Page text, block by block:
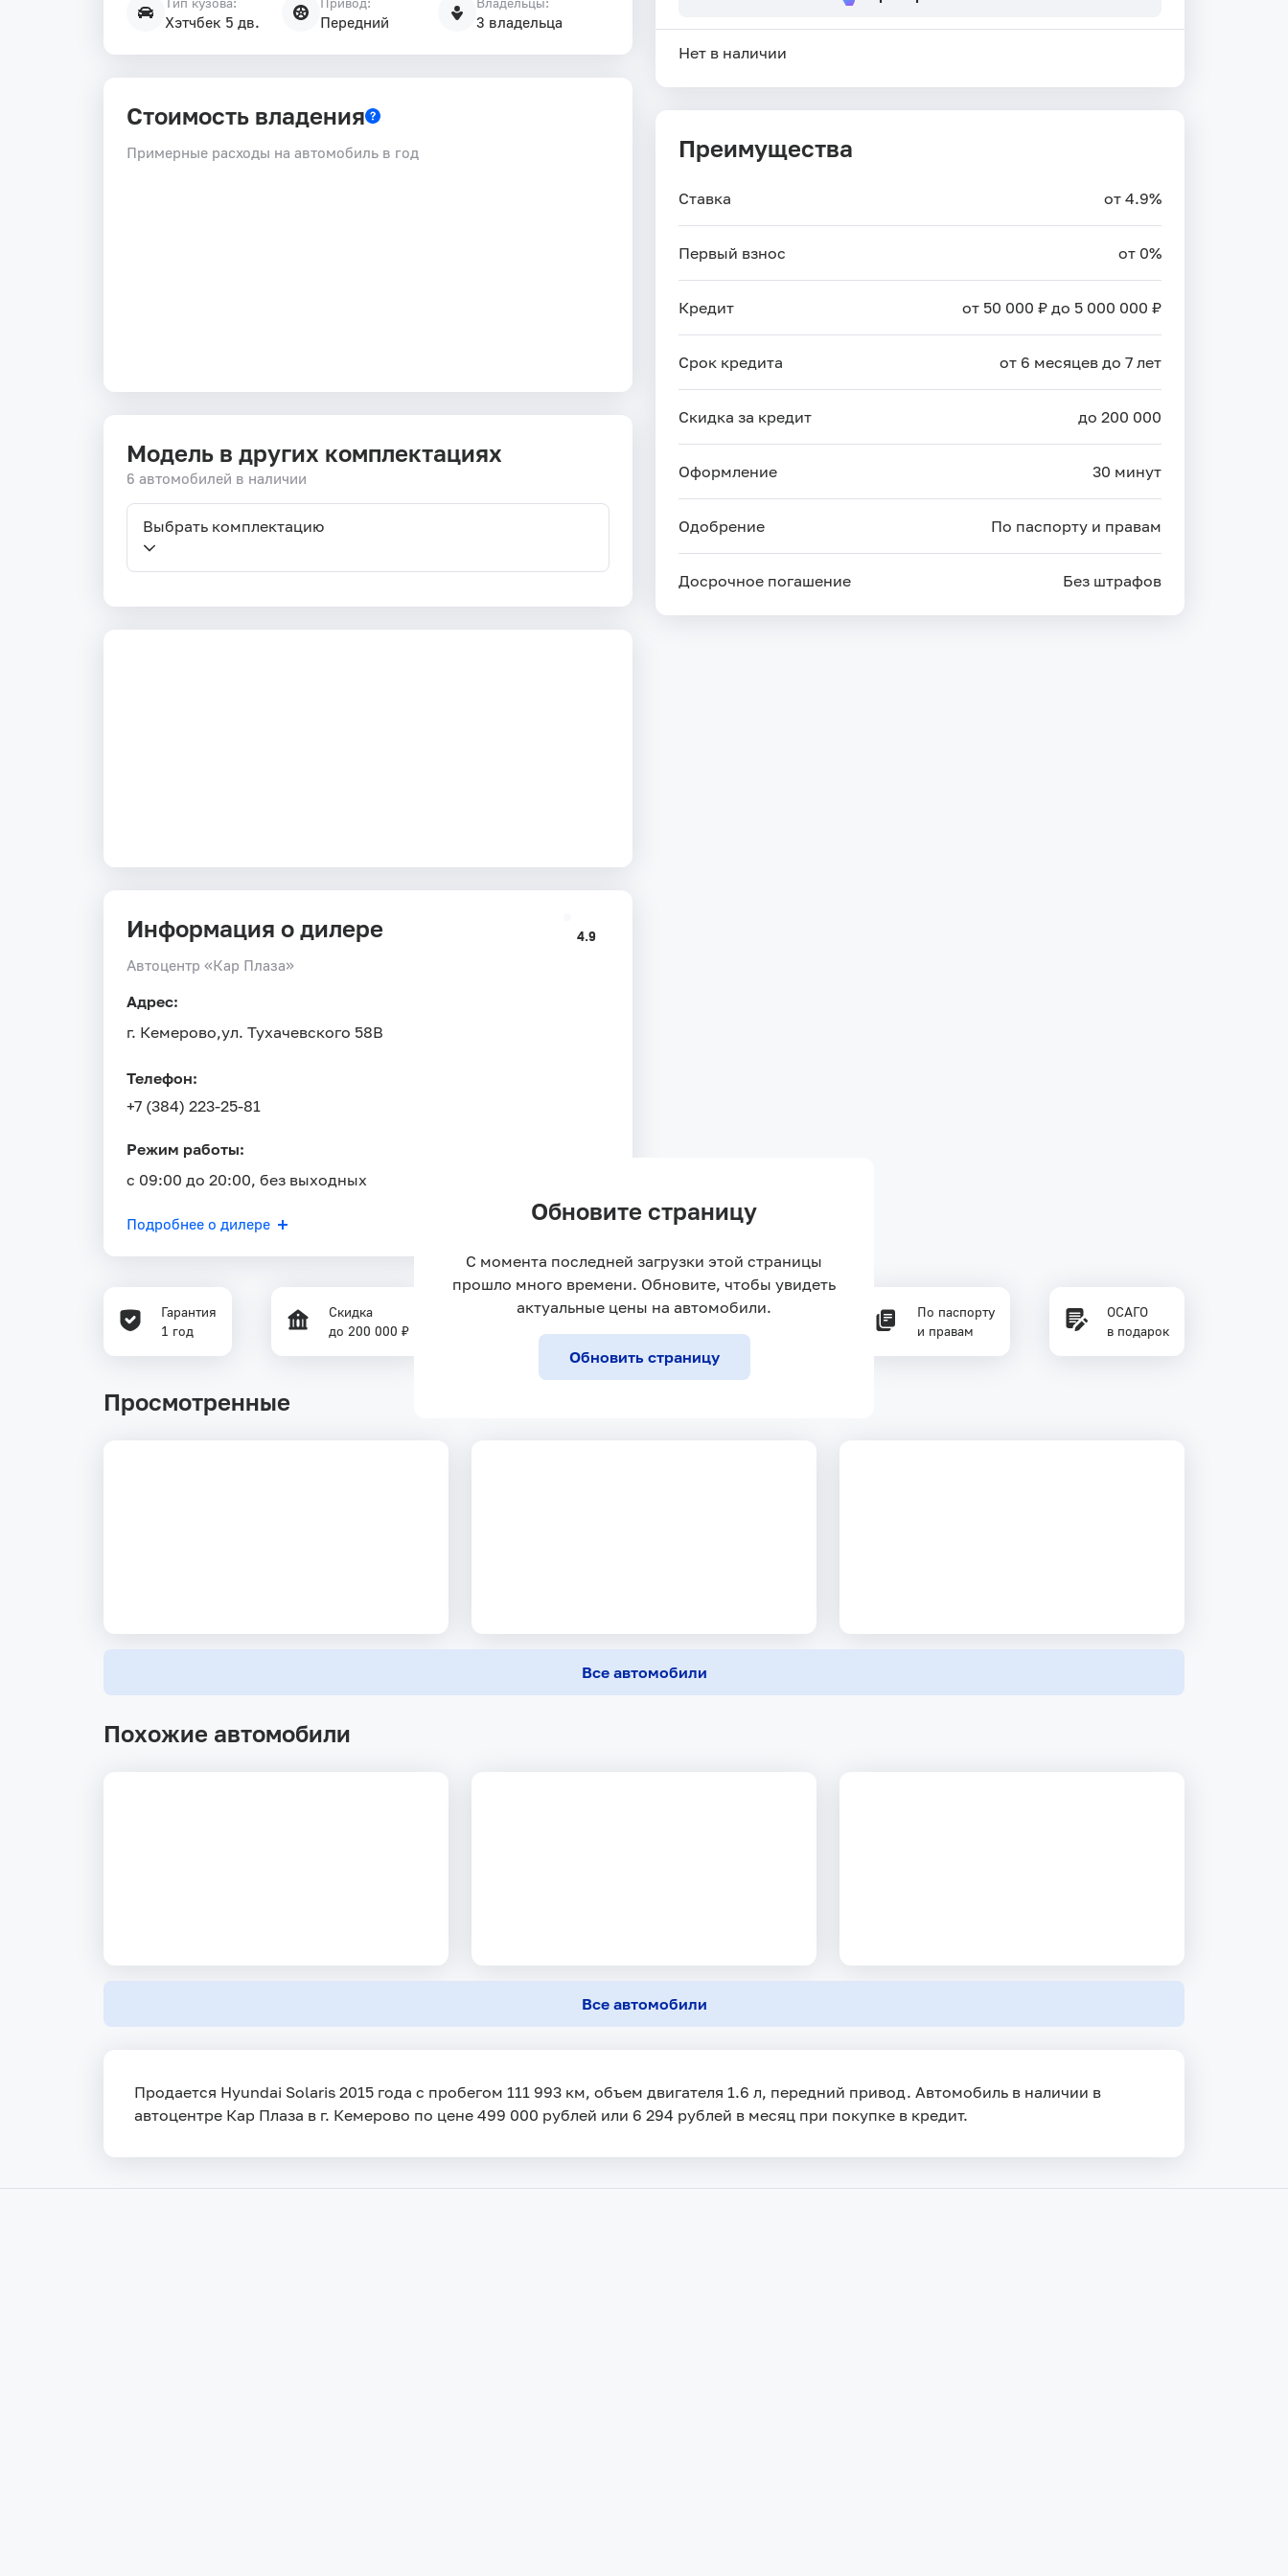
Нет в наличии
Преимущества
Ставка от 4.9%
Первый взнос от 0%
Кредит от 50 000 ₽ до 5 000 000 ₽
Срок кредита от 6 месяцев до 7 лет
Скидка за кредит до 200 000
Оформление 30 минут
Одобрение По паспорту и правам
Досрочное погашение Без штрафов
Хэтчбек 5 дв. Передний 3 владельца
Стоимость владения
Примерные расходы на автомобиль в год
Модель в других комплектациях
6 автомобилей в наличии
Выбрать комплектацию
Информация о дилере
Автоцентр «Кар Плаза»
4.9
Адрес:
г. Кемерово,ул. Тухачевского 58В
Телефон:
+7 (384) 223-25-81
Режим работы:
с 09:00 до 20:00, без выходных
Подробнее о дилере
Гарантия
1 год
Скидка
до 200 000 ₽
Первый взнос
от 0%
Trade-In как
первый взнос
По паспорту
и правам
ОСАГО
в подарок
Просмотренные
Все автомобили
Похожие автомобили
Все автомобили
Продается Hyundai Solaris 2015 года с пробегом 111 993 км, объем двигателя 1.6 л, передний привод. Автомобиль в наличии в
автоцентре Кар Плаза в г. Кемерово по цене 499 000 рублей или 6 294 рублей в месяц при покупке в кредит.
Обновите страницу
С момента последней загрузки этой страницы
прошло много времени. Обновите, чтобы увидеть
актуальные цены на автомобили.
Обновить страницу